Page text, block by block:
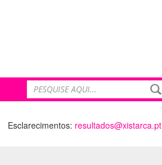
Esclarecimentos: resultados@xistarca.pt